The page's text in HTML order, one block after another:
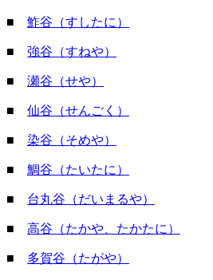
■ 鮓谷（すしたに）
■ 強谷（すねや）
■ 瀬谷（せや）
■ 仙谷（せんごく）
■ 染谷（そめや）
■ 鯛谷（たいたに）
■ 台丸谷（だいまるや）
■ 高谷（たかや、たかたに）
■ 多賀谷（たがや）